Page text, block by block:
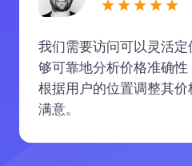
我们需要访问可以灵活定
够可靠地分析价格准确
根据用户的位置调整其
满意。